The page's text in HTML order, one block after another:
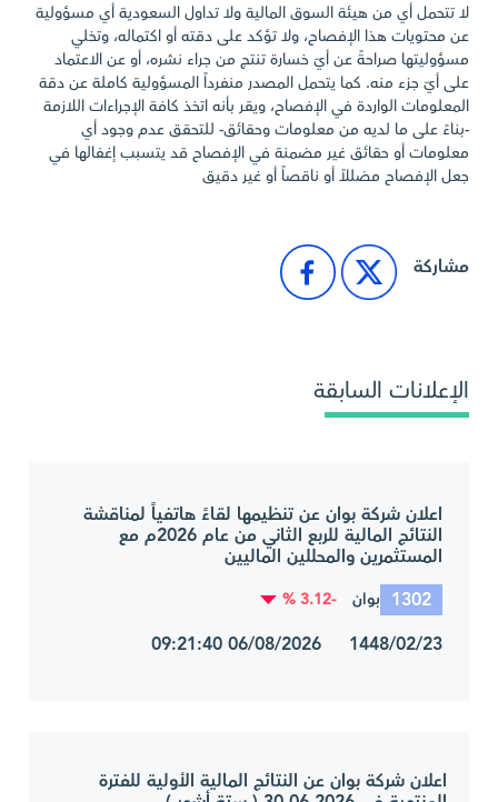
لا تتحمل أي من هيئة السوق المالية ولا تداول السعودية أي مسؤولية
عن محتويات هذا الإفصاح، ولا تؤكد على دقته أو اكتماله، وتخلي
مسؤوليتها صراحةً عن أيّ خسارة تنتج من جراء نشره، أو عن الاعتماد
على أيّ جزء منه. كما يتحمل المصدر منفرداً المسؤولية كاملة عن دقة
المعلومات الواردة في الإفصاح، ويقر بأنه اتخذ كافة الإجراءات اللازمة
-بناءً على ما لديه من معلومات وحقائق- للتحقق عدم وجود أي
معلومات أو حقائق غير مضمنة في الإفصاح قد يتسبب إغفالها في
جعل الإفصاح مضللاً أو ناقصاً أو غير دقيق
مشاركة
الإعلانات السابقة
اعلان شركة بوان عن تنظيمها لقاءً هاتفياً لمناقشة
النتائج المالية للربع الثاني من عام 2026م مع
المستثمرين والمحللين الماليين
1302 بوان -3.12 %
1448/02/23 06/08/2026 09:21:40
اعلان شركة بوان عن النتائج المالية الأولية للفترة